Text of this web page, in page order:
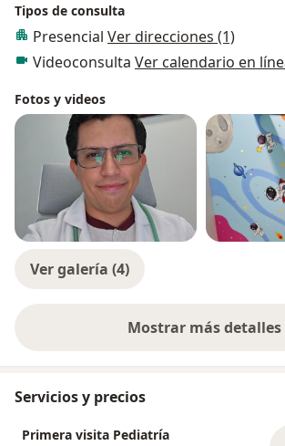
Tipos de consulta
Presencial Ver direcciones (1)
Videoconsulta Ver calendario en
Fotos y videos
Ver galería (4)
Mostrar más detalles
sobre la
Servicios y precios
Primera visita Pediatría